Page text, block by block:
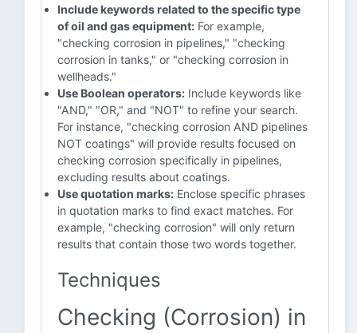
Include keywords related to the specific type
of oil and gas equipment: For example,
"checking corrosion in pipelines," "checking
corrosion in tanks," or "checking corrosion in
wellheads."
Use Boolean operators: Include keywords like
"AND," "OR," and "NOT" to refine your search.
For instance, "checking corrosion AND pipelines
NOT coatings" will provide results focused on
checking corrosion specifically in pipelines,
excluding results about coatings.
Use quotation marks: Enclose specific phrases
in quotation marks to find exact matches. For
example, "checking corrosion" will only return
results that contain those two words together.
Techniques
Checking (Corrosion) in